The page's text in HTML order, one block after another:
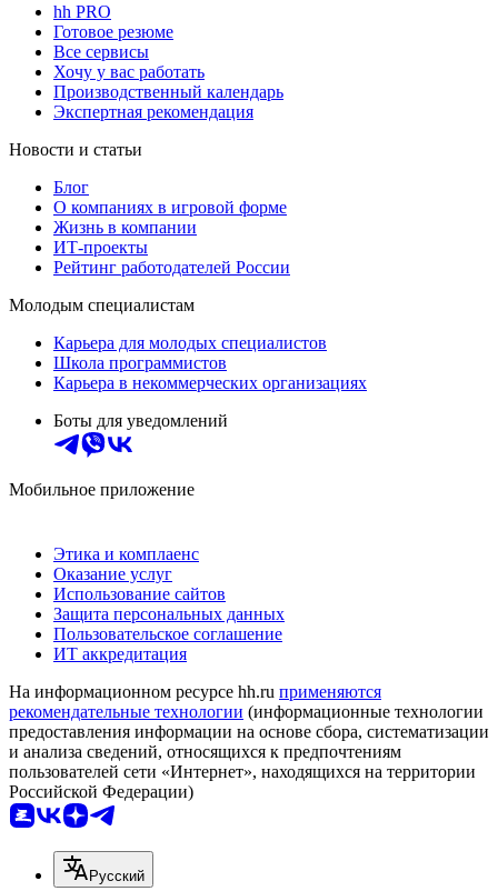
hh PRO
Готовое резюме
Все сервисы
Хочу у вас работать
Производственный календарь
Экспертная рекомендация
Новости и статьи
Блог
О компаниях в игровой форме
Жизнь в компании
ИТ-проекты
Рейтинг работодателей России
Молодым специалистам
Карьера для молодых специалистов
Школа программистов
Карьера в некоммерческих организациях
Боты для уведомлений
Мобильное приложение
Этика и комплаенс
Оказание услуг
Использование сайтов
Защита персональных данных
Пользовательское соглашение
ИТ аккредитация
На информационном ресурсе hh.ru применяются
рекомендательные технологии (информационные технологии
предоставления информации на основе сбора, систематизации
и анализа сведений, относящихся к предпочтениям
пользователей сети «Интернет», находящихся на территории
Российской Федерации)
Русский